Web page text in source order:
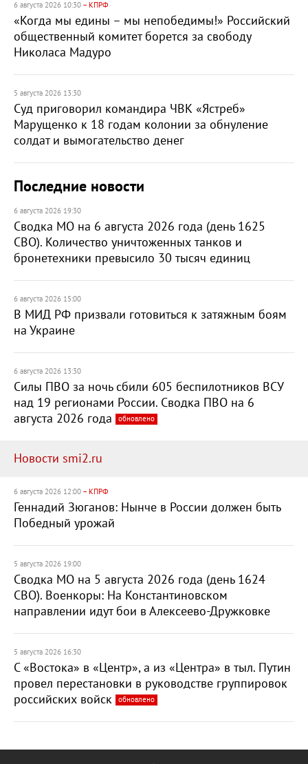
6 августа 2026 10:30 – КПРФ
«Когда мы едины – мы непобедимы!» Российский
общественный комитет борется за свободу
Николаса Мадуро
5 августа 2026 13:30
Суд приговорил командира ЧВК «Ястреб»
Марущенко к 18 годам колонии за обнуление
солдат и вымогательство денег
Последние новости
6 августа 2026 19:30
Сводка МО на 6 августа 2026 года (день 1625
СВО). Количество уничтоженных танков и
бронетехники превысило 30 тысяч единиц
6 августа 2026 15:00
В МИД РФ призвали готовиться к затяжным боям
на Украине
6 августа 2026 13:30
Силы ПВО за ночь сбили 605 беспилотников ВСУ
над 19 регионами России. Сводка ПВО на 6
августа 2026 года
обновлено
Новости smi2.ru
6 августа 2026 12:00 – КПРФ
Геннадий Зюганов: Нынче в России должен быть
Победный урожай
5 августа 2026 19:00
Сводка МО на 5 августа 2026 года (день 1624
СВО). Военкоры: На Константиновском
направлении идут бои в Алексеево-Дружковке
5 августа 2026 16:30
С «Востока» в «Центр», а из «Центра» в тыл. Путин
провел перестановки в руководстве группировок
российских войск
обновлено